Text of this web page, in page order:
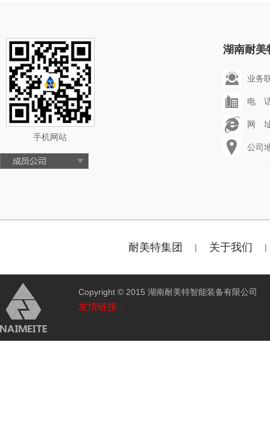
手机网站
湖南耐美
业务
电
网
公司
耐美特集团 | 关于我们 |
Copyright © 2015 湖南耐美特智能装备有限公
友情链接：